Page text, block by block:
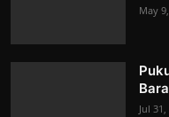
May
Jul